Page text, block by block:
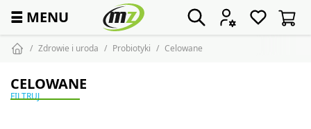
☰ MENU
Zdrowie i uroda Probiotyki Celowane
CELOWANE
FILTRUJ